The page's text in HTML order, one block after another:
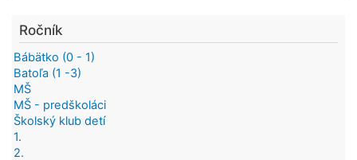
Ročník
Bábätko (0 - 1)
Batoľa (1 -3)
MŠ
MŠ - predškoláci
Školský klub detí
1.
2.